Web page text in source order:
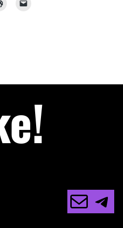
E-Mail Telegram